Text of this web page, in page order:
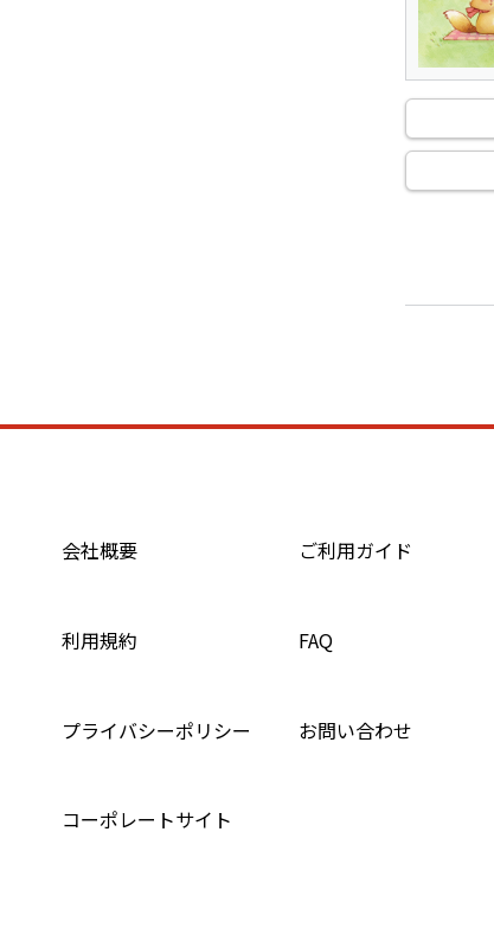
会社概要 ご利用ガイド
利用規約 FAQ
プライバシーポリシー お問い合わせ
コーポレートサイト